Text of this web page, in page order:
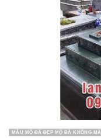
MẪU MỘ ĐÁ ĐẸP MỘ ĐÁ KHÔNG